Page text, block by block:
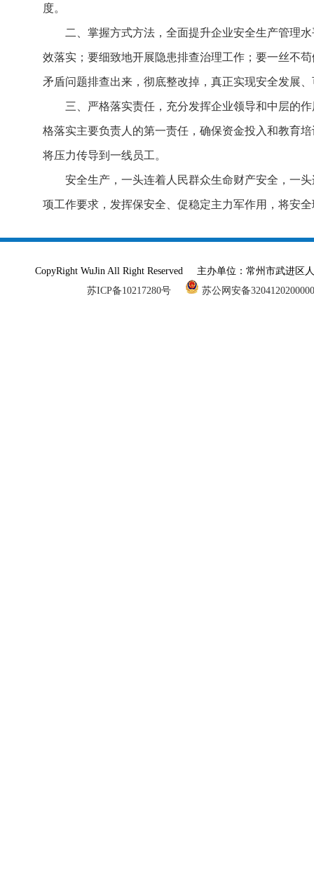
度。
二、掌握方式方法，全面提升企业安全生产管理
效落实；要细致地开展隐患排查治理工作；要一丝不
矛盾问题排查出来，彻底整改掉，真正实现安全发展
三、严格落实责任，充分发挥企业领导和中层的
格落实主要负责人的第一责任，确保资金投入和教育
将压力传导到一线员工。
安全生产，一头连着人民群众生命财产安全，一
项工作要求，发挥保安全、促稳定主力军作用，将安
CopyRight WuJin All Right Reserved 主办单位：常州市武进
苏ICP备10217280号
苏公网安备